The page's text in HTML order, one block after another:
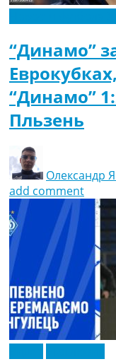
“Динамо”
“Динамо”
Пльзень
Олександр
add comment